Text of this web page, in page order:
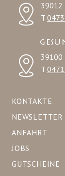
39012
T
39100
T
KONTAKTE
NEWSLETTER
ANFAHRT
JOBS
GUTSCHEINE